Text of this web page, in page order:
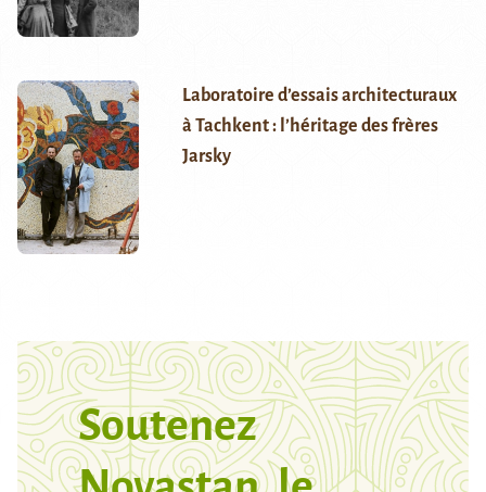
Laboratoire d’essais architecturaux
à Tachkent : l’héritage des frères
Jarsky
Soutenez